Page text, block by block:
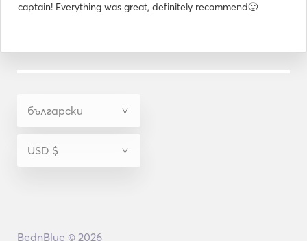
captain! Everything was great, definitely recommend🙂
BednBlue © 2026